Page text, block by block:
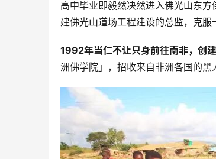
高中毕业即毅然决然进入佛光山东
建佛光山道场工程建设的总监，克服
1992年当仁不让只身前往南非，创
洲佛学院」，招收来自非洲各国的黑